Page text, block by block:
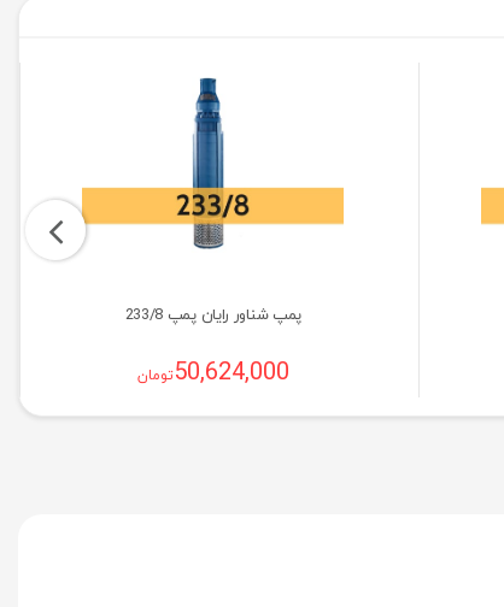
پمپ شناور رایان پمپ 233/8
50,624,000تومان